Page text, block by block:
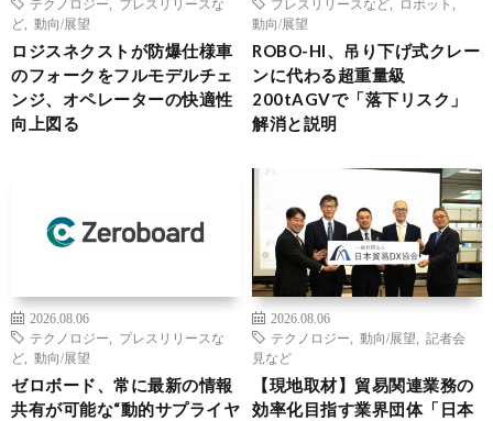
テクノロジー
プレスリリースな
ど
動向/展望
ロジスネクストが防爆仕様車
のフォークをフルモデルチェ
ンジ、オペレーターの快適性
向上図る
プレスリリースなど
ロボット
動向/展望
ROBO-HI、吊り下げ式クレー
ンに代わる超重量級
200tAGVで「落下リスク」
解消と説明
2026.08.06
テクノロジー
プレスリリースな
ど
動向/展望
ゼロボード、常に最新の情報
共有が可能な“動的サプライヤ
2026.08.06
テクノロジー
動向/展望
記者会
見など
【現地取材】貿易関連業務の
効率化目指す業界団体「日本